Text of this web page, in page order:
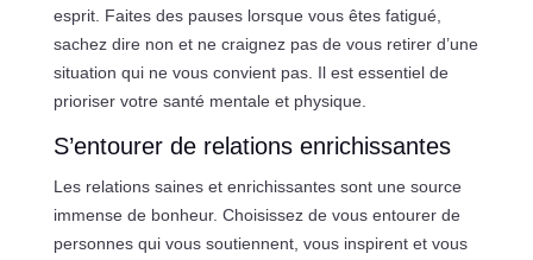
esprit. Faites des pauses lorsque vous êtes fatigué,
sachez dire non et ne craignez pas de vous retirer d’une
situation qui ne vous convient pas. Il est essentiel de
prioriser votre santé mentale et physique.
S’entourer de relations enrichissantes
Les relations saines et enrichissantes sont une source
immense de bonheur. Choisissez de vous entourer de
personnes qui vous soutiennent, vous inspirent et vous